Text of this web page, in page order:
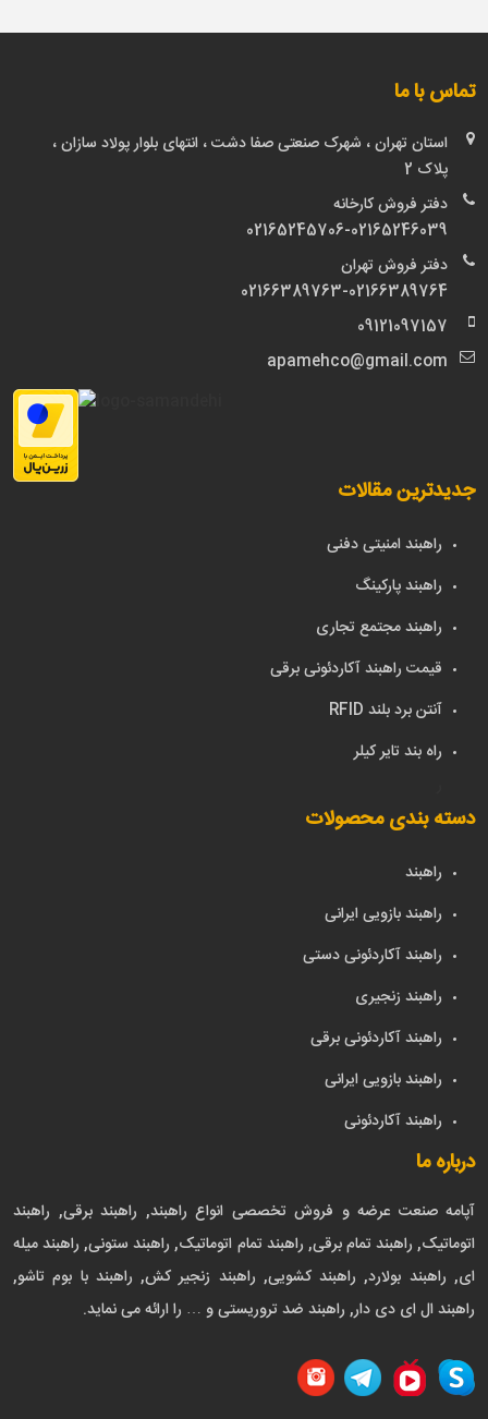
تماس با ما
استان تهران ، شهرک صنعتی صفا دشت ، انتهای بلوار پولاد سازان ،
پلاک 2
دفتر فروش کارخانه
02165245706-02165246039
دفتر فروش تهران
02166389763-02166389764
09121097157
apamehco@gmail.com
جدیدترین مقالات
راهبند امنیتی دفنی
راهبند پارکینگ
راهبند مجتمع تجاری
قیمت راهبند آکاردئونی برقی
آنتن برد بلند RFID
راه بند تایر کیلر
دسته بندی محصولات
راهبند
راهبند بازویی ایرانی
راهبند آکاردئونی دستی
راهبند زنجیری
راهبند آکاردئونی برقی
راهبند بازویی ایرانی
راهبند آکاردئونی
درباره ما
آپامه صنعت عرضه و فروش تخصصی انواع راهبند, راهبند برقی, راهبند
اتوماتیک, راهبند تمام برقی, راهبند تمام اتوماتیک, راهبند ستونی, راهبند میله
ای, راهبند بولارد, راهبند کشویی, راهبند زنجیر کش, راهبند با بوم تاشو,
راهبند ال ای دی دار, راهبند ضد تروریستی و … را ارائه می نماید.